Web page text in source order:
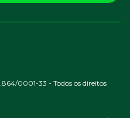
0001-33 - Todos os direitos